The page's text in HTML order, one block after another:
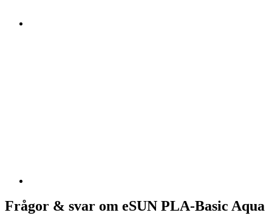
Frågor & svar om eSUN PLA-Basic Aqua